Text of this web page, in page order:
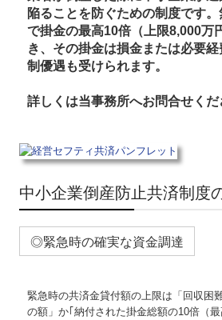
経営者お役立ち情報
社長メニューASP版
TKCシステムQ&A
経営改善オンデマンド講座
陥ることを防ぐための制度です
で掛金の最高10倍（上限8,000万
き、その掛金は損金または必要
制優遇も受けられます。
詳しくは当事務所へお問合せくだ
中小企業倒産防止共済制度
◎緊急時の確実な資金調達
緊急時の共済金貸付額の上限は「回収困
の額」か｢納付された掛金総額の10倍（